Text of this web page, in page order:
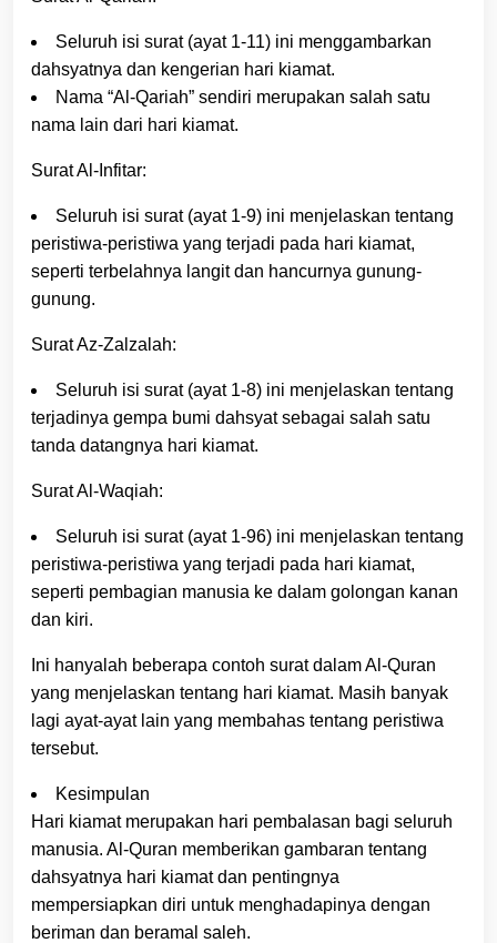
Seluruh isi surat (ayat 1-11) ini menggambarkan
dahsyatnya dan kengerian hari kiamat.
Nama “Al-Qariah” sendiri merupakan salah satu
nama lain dari hari kiamat.
Surat Al-Infitar:
Seluruh isi surat (ayat 1-9) ini menjelaskan tentang
peristiwa-peristiwa yang terjadi pada hari kiamat,
seperti terbelahnya langit dan hancurnya gunung-
gunung.
Surat Az-Zalzalah:
Seluruh isi surat (ayat 1-8) ini menjelaskan tentang
terjadinya gempa bumi dahsyat sebagai salah satu
tanda datangnya hari kiamat.
Surat Al-Waqiah:
Seluruh isi surat (ayat 1-96) ini menjelaskan tentang
peristiwa-peristiwa yang terjadi pada hari kiamat,
seperti pembagian manusia ke dalam golongan kanan
dan kiri.
Ini hanyalah beberapa contoh surat dalam Al-Quran
yang menjelaskan tentang hari kiamat. Masih banyak
lagi ayat-ayat lain yang membahas tentang peristiwa
tersebut.
Kesimpulan
Hari kiamat merupakan hari pembalasan bagi seluruh
manusia. Al-Quran memberikan gambaran tentang
dahsyatnya hari kiamat dan pentingnya
mempersiapkan diri untuk menghadapinya dengan
beriman dan beramal saleh.